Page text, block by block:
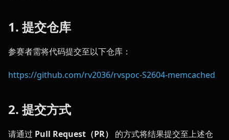
1. 提交仓库
参赛者需将代码提交至以下仓库：
https://github.com/rv2036/rvspoc-S2604-memcached
2. 提交方式
请通过 Pull Request（PR）
的方式将结果提交至上述仓